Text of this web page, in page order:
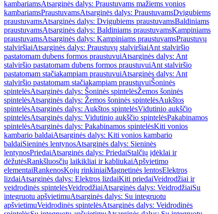
kambariamsAtsarginės dalys: Praustuvams mažiems vonios
kambariamsPraustuvamsAtsarginės dalys: PraustuvamsDvigubiems
praustuvamsAtsarginės dalys: Dvigubiems praustuvamsBaldiniams
praustuvamsAtsarginės dalys: Baldiniams praustuvamsKampiniams
praustuvamsAtsarginės dalys: Kampiniams praustuvamsPraustuvų
stalviršiaiAtsarginės dalys: Praustuvų stalviršiaiAnt stalviršio
pastatomam dubens formos praustuvuiAtsarginės dalys: Ant
stalviršio pastatomam dubens formos praustuvuiAnt stalviršio
pastatomam stačiakampiam praustuvuiAtsarginės dalys: Ant
stalviršio pastatomam stačiakampiam praustuvuiŠoninės
spintelėsAtsarginės dalys: Šoninės spintelėsŽemos šoninės
spintelėsAtsarginės dalys: Žemos šoninės spintelėsAukštos
spintelėsAtsarginės dalys: Aukštos spintelėsVidutinio aukščio
spintelėsAtsarginės dalys: Vidutinio aukščio spintelėsPakabinamos
spintelėsAtsarginės dalys: Pakabinamos spintelėsKiti vonios
kambario baldaiAtsarginės dalys: Kiti vonios kambario
baldaiSieninės lentynosAtsarginės dalys: Sieninės
lentynosPriedaiAtsarginės dalys: PriedaiStalčių įdėklai ir
dėžutėsRankšluosčių laikikliai ir kabliukaiApšvietimo
elementaiRankenosKojų rinkiniaiMagnetinės lentosElektros
lizdaiAtsarginės dalys: Elektros lizdaiKiti priedaiVeidrodžiai ir
veidrodinės spintelėsVeidrodžiaiAtsarginės dalys: VeidrodžiaiSu
integruotu apšvietimuAtsarginės dalys: Su integruotu
apšvietimuVeidrodinės spintelėsAtsarginės dalys: Veidrodinės